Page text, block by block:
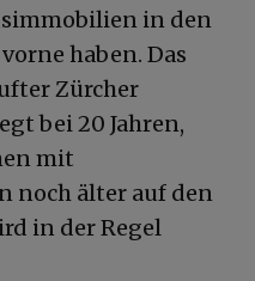
in den
haben. Das
Zürcher
bei 20 Jahren,
mit
noch älter auf den
in der Regel